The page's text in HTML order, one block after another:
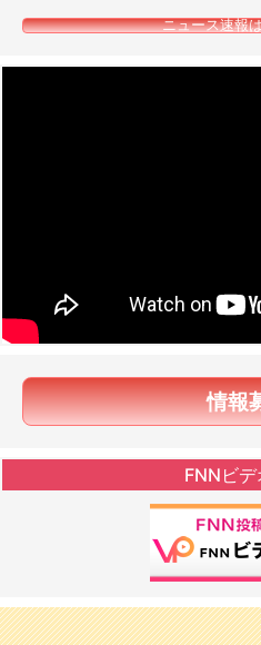
ニュース速報
情報
FNNビ